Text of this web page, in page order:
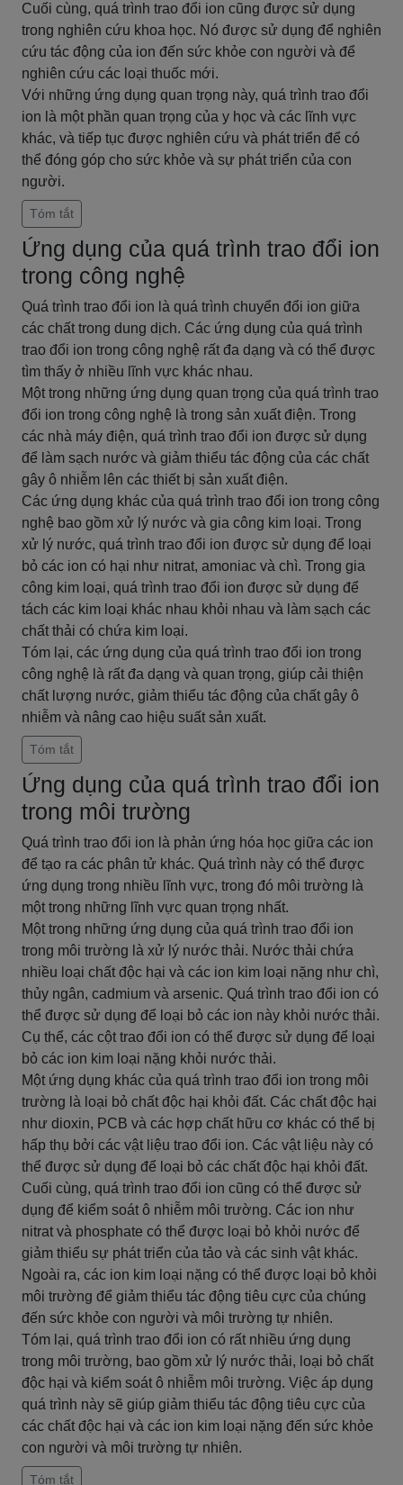
Cuối cùng, quá trình trao đổi ion cũng được sử dụng
trong nghiên cứu khoa học. Nó được sử dụng để nghiên
cứu tác động của ion đến sức khỏe con người và để
nghiên cứu các loại thuốc mới.
Với những ứng dụng quan trọng này, quá trình trao đổi
ion là một phần quan trọng của y học và các lĩnh vực
khác, và tiếp tục được nghiên cứu và phát triển để có
thể đóng góp cho sức khỏe và sự phát triển của con
người.
Tóm tắt
Ứng dụng của quá trình trao đổi ion
trong công nghệ
Quá trình trao đổi ion là quá trình chuyển đổi ion giữa
các chất trong dung dịch. Các ứng dụng của quá trình
trao đổi ion trong công nghệ rất đa dạng và có thể được
tìm thấy ở nhiều lĩnh vực khác nhau.
Một trong những ứng dụng quan trọng của quá trình trao
đổi ion trong công nghệ là trong sản xuất điện. Trong
các nhà máy điện, quá trình trao đổi ion được sử dụng
để làm sạch nước và giảm thiểu tác động của các chất
gây ô nhiễm lên các thiết bị sản xuất điện.
Các ứng dụng khác của quá trình trao đổi ion trong công
nghệ bao gồm xử lý nước và gia công kim loại. Trong
xử lý nước, quá trình trao đổi ion được sử dụng để loại
bỏ các ion có hại như nitrat, amoniac và chì. Trong gia
công kim loại, quá trình trao đổi ion được sử dụng để
tách các kim loại khác nhau khỏi nhau và làm sạch các
chất thải có chứa kim loại.
Tóm lại, các ứng dụng của quá trình trao đổi ion trong
công nghệ là rất đa dạng và quan trọng, giúp cải thiện
chất lượng nước, giảm thiểu tác động của chất gây ô
nhiễm và nâng cao hiệu suất sản xuất.
Tóm tắt
Ứng dụng của quá trình trao đổi ion
trong môi trường
Quá trình trao đổi ion là phản ứng hóa học giữa các ion
để tạo ra các phân tử khác. Quá trình này có thể được
ứng dụng trong nhiều lĩnh vực, trong đó môi trường là
một trong những lĩnh vực quan trọng nhất.
Một trong những ứng dụng của quá trình trao đổi ion
trong môi trường là xử lý nước thải. Nước thải chứa
nhiều loại chất độc hại và các ion kim loại nặng như chì,
thủy ngân, cadmium và arsenic. Quá trình trao đổi ion có
thể được sử dụng để loại bỏ các ion này khỏi nước thải.
Cụ thể, các cột trao đổi ion có thể được sử dụng để loại
bỏ các ion kim loại nặng khỏi nước thải.
Một ứng dụng khác của quá trình trao đổi ion trong môi
trường là loại bỏ chất độc hại khỏi đất. Các chất độc hại
như dioxin, PCB và các hợp chất hữu cơ khác có thể bị
hấp thụ bởi các vật liệu trao đổi ion. Các vật liệu này có
thể được sử dụng để loại bỏ các chất độc hại khỏi đất.
Cuối cùng, quá trình trao đổi ion cũng có thể được sử
dụng để kiểm soát ô nhiễm môi trường. Các ion như
nitrat và phosphate có thể được loại bỏ khỏi nước để
giảm thiểu sự phát triển của tảo và các sinh vật khác.
Ngoài ra, các ion kim loại nặng có thể được loại bỏ khỏi
môi trường để giảm thiểu tác động tiêu cực của chúng
đến sức khỏe con người và môi trường tự nhiên.
Tóm lại, quá trình trao đổi ion có rất nhiều ứng dụng
trong môi trường, bao gồm xử lý nước thải, loại bỏ chất
độc hại và kiểm soát ô nhiễm môi trường. Việc áp dụng
quá trình này sẽ giúp giảm thiểu tác động tiêu cực của
các chất độc hại và các ion kim loại nặng đến sức khỏe
con người và môi trường tự nhiên.
Tóm tắt